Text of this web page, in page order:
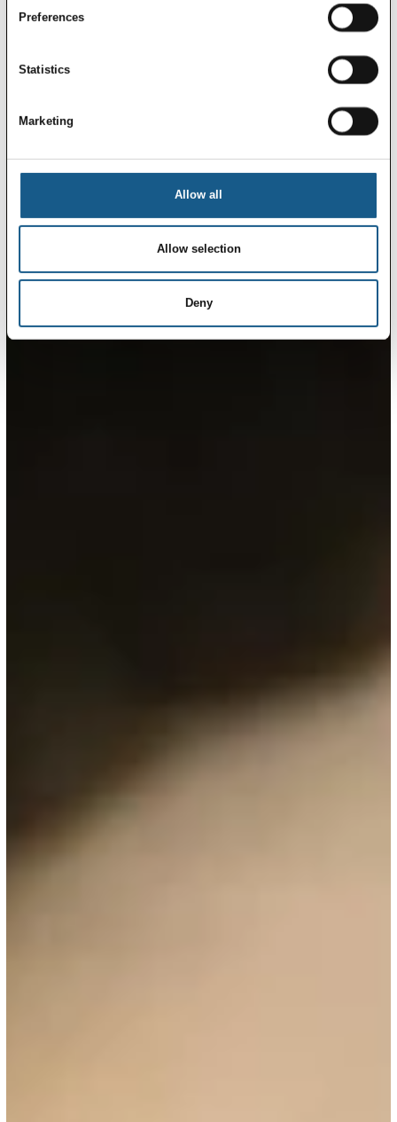
Preferences
Statistics
Marketing
Allow all
Allow selection
Deny